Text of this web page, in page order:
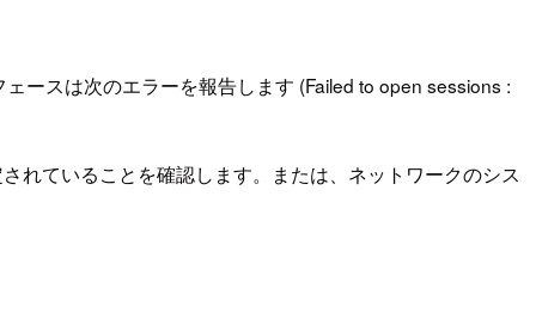
ースは次のエラーを報告します (Failed to open sessions :
れていることを確認します。または、ネットワークのシス